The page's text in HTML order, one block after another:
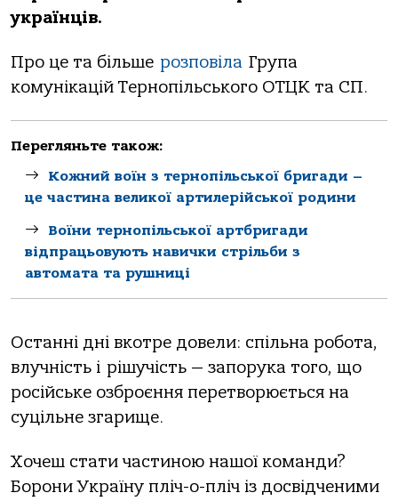
українців.
Про це та більше розповіла Група
комунікацій Тернопільського ОТЦК та СП.
Перегляньте також:
Кожний воїн з тернопільської бригади –
це частина великої артилерійської родини
Воїни тернопільської артбригади
відпрацьовують навички стрільби з
автомата та рушниці
Останні дні вкотре довели: спільна робота,
влучність і рішучість — запорука того, що
російське озброєння перетворюється на
суцільне згарище.
Хочеш стати частиною нашої команди?
Борони Україну пліч-о-пліч із досвідченими